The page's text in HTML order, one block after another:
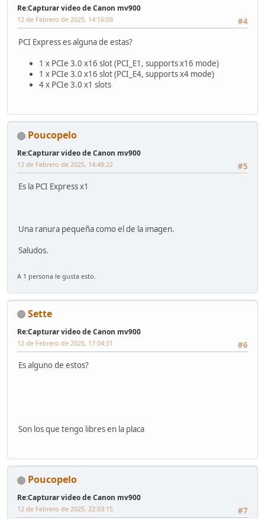
Re:Capturar video de Canon mv900
#4
12 de Febrero de 2025, 14:16:09
PCI Express es alguna de estas?
1 x PCIe 3.0 x16 slot (PCI_E1, supports x16 mode)
1 x PCIe 3.0 x16 slot (PCI_E4, supports x4 mode)
4 x PCIe 3.0 x1 slots
Poucopelo
Re:Capturar video de Canon mv900
#5
12 de Febrero de 2025, 14:49:22
Es la PCI Express x1
Una ranura pequeña como el de la imagen.
Saludos.
A 1 persona le gusta esto.
Sette
Re:Capturar video de Canon mv900
#6
12 de Febrero de 2025, 17:04:31
Es alguno de estos?
Son los que tengo libres en la placa
Poucopelo
Re:Capturar video de Canon mv900
#7
12 de Febrero de 2025, 22:03:15